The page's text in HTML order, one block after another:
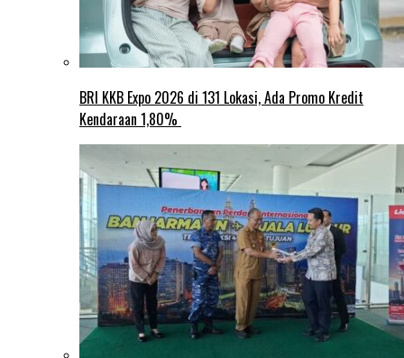
BRI KKB Expo 2026 di 131 Lokasi, Ada Promo Kredit
Kendaraan 1,80%